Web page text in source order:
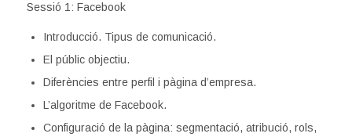
Sessió 1: Facebook
Introducció. Tipus de comunicació.
El públic objectiu.
Diferències entre perfil i pàgina d’empresa.
L’algoritme de Facebook.
Configuració de la pàgina: segmentació, atribució, rols,